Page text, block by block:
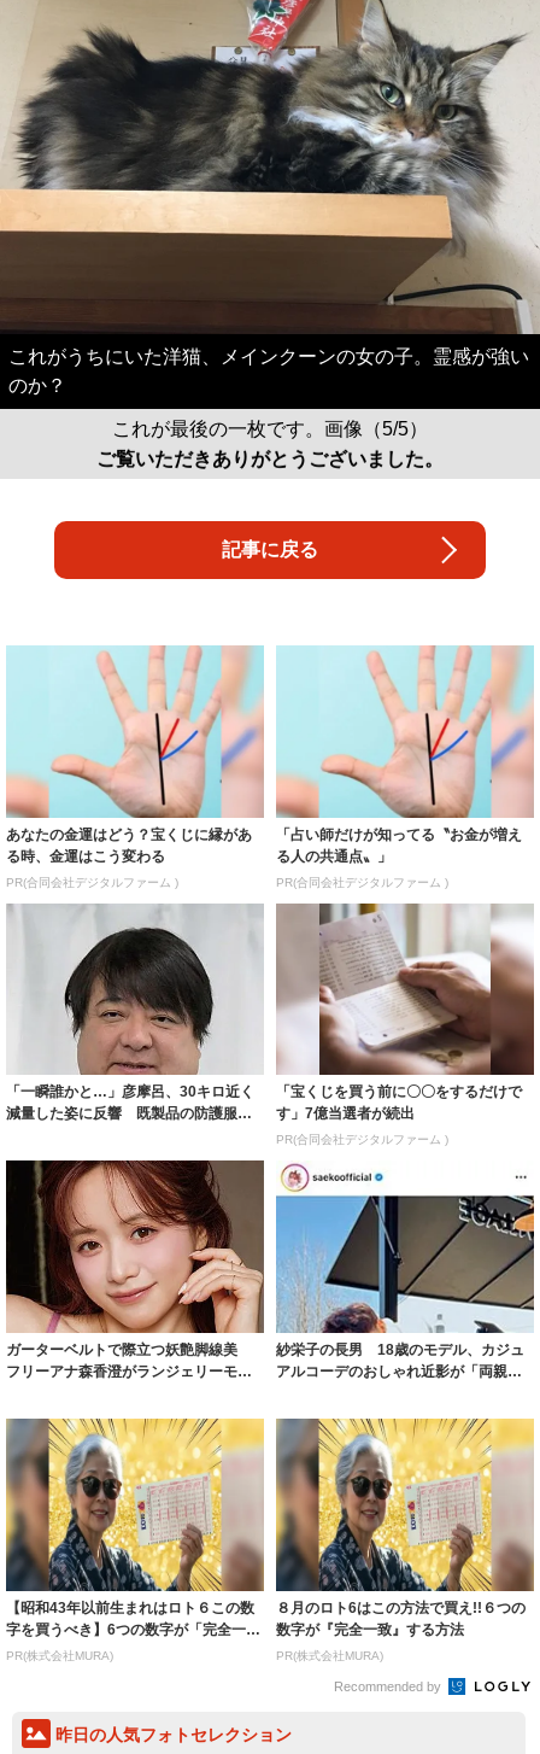
これがうちにいた洋猫、メインクーンの女の子。霊感が強い
のか？
これが最後の一枚です。画像（5/5）
ご覧いただきありがとうございました。
記事に戻る
あなたの金運はどう？宝くじに縁があ
る時、金運はこう変わる
PR(合同会社デジタルファーム )
「占い師だけが知ってる〝お金が増え
る人の共通点〟」
PR(合同会社デジタルファーム )
「一瞬誰かと…」彦摩呂、30キロ近く
減量した姿に反響 既製品の防護服が
「宝くじを買う前に〇〇をするだけで
す」7億当選者が続出
PR(合同会社デジタルファーム )
ガーターベルトで際立つ妖艶脚線美
フリーアナ森香澄がランジェリーモデ
紗栄子の長男 18歳のモデル、カジュ
アルコーデのおしゃれ近影が「両親の
【昭和43年以前生まれはロト６この数
字を買うべき】6つの数字が「完全一
致」する方...
PR(株式会社MURA)
８月のロト6はこの方法で買え!!６つの
数字が『完全一致』する方法
PR(株式会社MURA)
Recommended by
昨日の人気フォトセレクション